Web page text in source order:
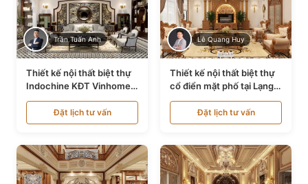
Trần Tuấn Anh
Thiết kế nội thất biệt thự
Indochine KĐT Vinhomes
Ocean Park NT24600
Đặt lịch tư vấn
Lê Quang Huy
Thiết kế nội thất biệt thự
cổ điển mặt phố tại Lạng
Sơn NT24534
Đặt lịch tư vấn